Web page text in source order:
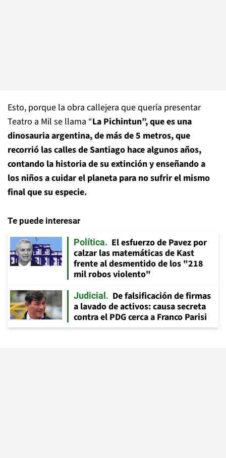
Esto, porque la obra callejera que quería presentar
Teatro a Mil se llama “La Pichintun”, que es una
dinosauria argentina, de más de 5 metros, que
recorrió las calles de Santiago hace algunos años,
contando la historia de su extinción y enseñando a
los niños a cuidar el planeta para no sufrir el mismo
final que su especie.
Te puede interesar
Política
El esfuerzo de Pavez por
calzar las matemáticas de Kast
frente al desmentido de los "218
mil robos violento"
Judicial
De falsificación de firmas
a lavado de activos: causa secreta
contra el PDG cerca a Franco Parisi